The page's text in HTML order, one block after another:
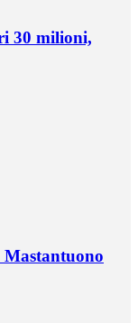
30 milioni,